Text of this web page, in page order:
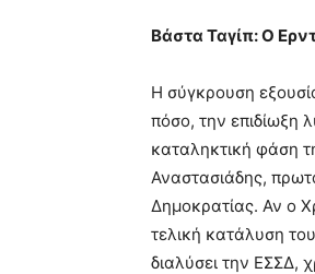
Βάστα Ταγίπ: Ο
Η σύγκρουση
πόσο, την επιδίωξη
καταληκτική φάση
Αναστασιάδης,
Δημοκρατίας. Αν ο
τελική κατάλυση
διαλύσει την ΕΣΣΔ,